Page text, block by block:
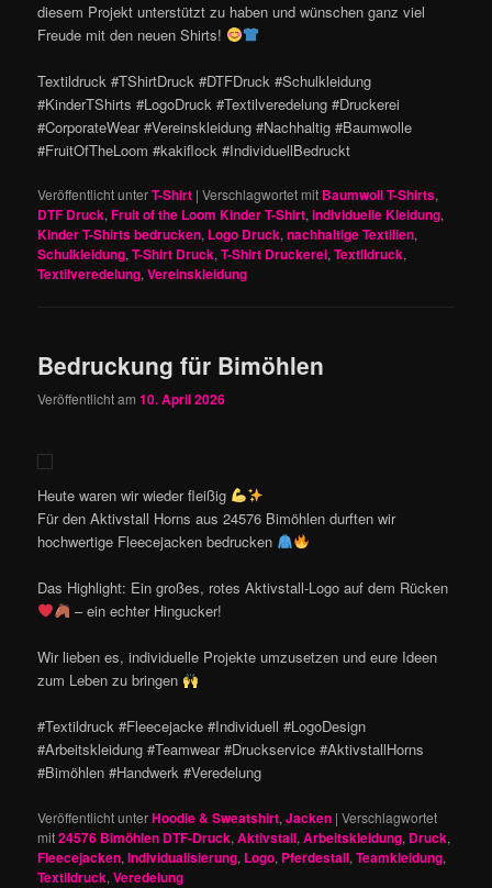
diesem Projekt unterstützt zu haben und wünschen ganz viel
Freude mit den neuen Shirts!
Textildruck #TShirtDruck #DTFDruck #Schulkleidung
#KinderTShirts #LogoDruck #Textilveredelung #Druckerei
#CorporateWear #Vereinskleidung #Nachhaltig #Baumwolle
#FruitOfTheLoom #kakiflock #IndividuellBedruckt
Veröffentlicht unterT-Shirt |Verschlagwortet mit Baumwoll T-Shirts,
DTF Druck,Fruit of the Loom Kinder T-Shirt,individuelle Kleidung,
Kinder T-Shirts bedrucken, Logo Druck,nachhaltige Textilien,
Schulkleidung,T-Shirt Druck,T-Shirt Druckerei,Textildruck,
Textilveredelung,Vereinskleidung
Bedruckung für Bimöhlen
Veröffentlicht am10. April 2026
Heute waren wir wieder fleißig
Für den Aktivstall Horns aus 24576 Bimöhlen durften wir
hochwertige Fleecejacken bedrucken
Das Highlight: Ein großes, rotes Aktivstall-Logo auf dem Rücken
– ein echter Hingucker!
Wir lieben es, individuelle Projekte umzusetzen und eure Ideen
zum Leben zu bringen
#Textildruck #Fleecejacke #Individuell #LogoDesign
#Arbeitskleidung #Teamwear #Druckservice #AktivstallHorns
#Bimöhlen #Handwerk #Veredelung
Veröffentlicht unterHoodie & Sweatshirt,Jacken |Verschlagwortet
mit24576 Bimöhlen DTF-Druck,Aktivstall,Arbeitskleidung, Druck,
Fleecejacken,Individualisierung, Logo, Pferdestall,Teamkleidung,
Textildruck,Veredelung